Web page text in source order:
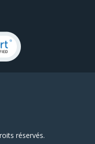
réservés.